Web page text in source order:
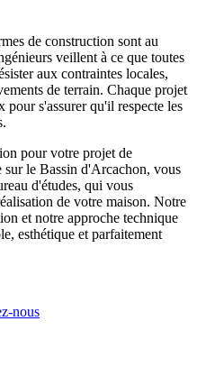
de construction sont au
veillent à ce que toutes
aux contraintes locales,
de terrain. Chaque projet
pour s'assurer qu'il respecte les
pour votre projet de
le Bassin d'Arcachon, vous
d'études, qui vous
de votre maison. Notre
et notre approche technique
esthétique et parfaitement
nous